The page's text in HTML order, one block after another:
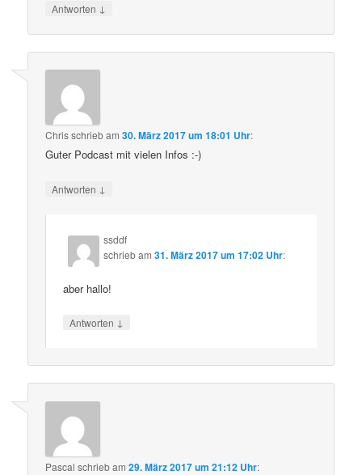
Antworten ↓
Chrisschriebam30. März 2017 um 18:01 Uhr:
Guter Podcast mit vielen Infos :-)
Antworten ↓
ssddf
schriebam31. März 2017 um 17:02 Uhr:
aber hallo!
Antworten ↓
Pascal schriebam29. März 2017 um 21:12 Uhr: